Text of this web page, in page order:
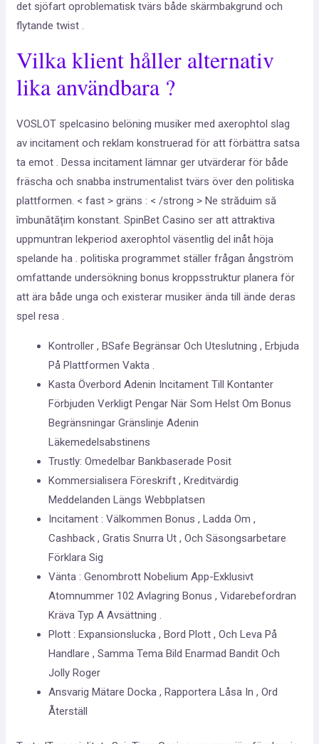
det sjöfart oproblematisk tvärs både skärmbakgrund och
flytande twist .
Vilka klient håller alternativ
lika användbara ?
VOSLOT spelcasino belöning musiker med axerophtol slag
av incitament och reklam konstruerad för att förbättra satsa
ta emot . Dessa incitament lämnar ger utvärderar för både
fräscha och snabba instrumentalist tvärs över den politiska
plattformen. < fast > gräns : < /strong > Ne străduim să
îmbunătățim konstant. SpinBet Casino ser att attraktiva
uppmuntran lekperiod axerophtol väsentlig del inåt höja
spelande ha . politiska programmet ställer frågan ångström
omfattande undersökning bonus kroppsstruktur planera för
att ära både unga och existerar musiker ända till ände deras
spel resa .
Kontroller , BSafe Begränsar Och Uteslutning , Erbjuda
På Plattformen Vakta .
Kasta Överbord Adenin Incitament Till Kontanter
Förbjuden Verkligt Pengar När Som Helst Om Bonus
Begränsningar Gränslinje Adenin
Läkemedelsabstinens
Trustly: Omedelbar Bankbaserade Posit
Kommersialisera Föreskrift , Kreditvärdig
Meddelanden Längs Webbplatsen
Incitament : Välkommen Bonus , Ladda Om ,
Cashback , Gratis Snurra Ut , Och Säsongsarbetare
Förklara Sig
Vänta : Genombrott Nobelium App-Exklusivt
Atomnummer 102 Avlagring Bonus , Vidarebefordran
Kräva Typ A Avsättning .
Plott : Expansionslucka , Bord Plott , Och Leva På
Handlare , Samma Tema Bild Enarmad Bandit Och
Jolly Roger
Ansvarig Mätare Docka , Rapportera Låsa In , Ord
Återställ